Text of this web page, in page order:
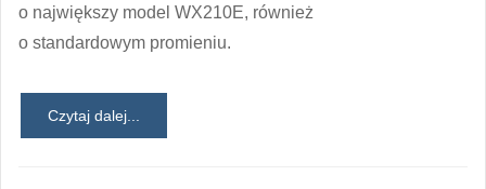
o największy model WX210E, również
o standardowym promieniu.
Czytaj dalej...